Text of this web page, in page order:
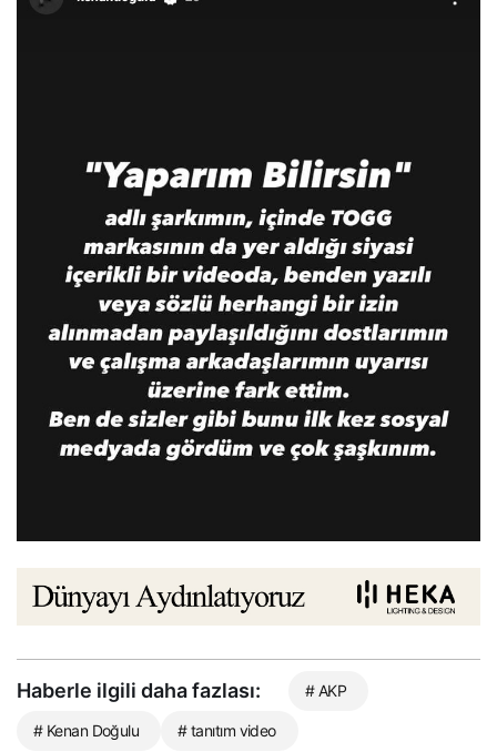
Haberle ilgili daha fazlası: # AKP
# Kenan Doğulu # tanıtım video